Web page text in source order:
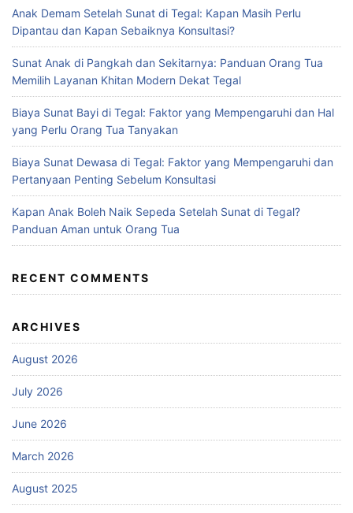
Anak Demam Setelah Sunat di Tegal: Kapan Masih Perlu
Dipantau dan Kapan Sebaiknya Konsultasi?
Sunat Anak di Pangkah dan Sekitarnya: Panduan Orang Tua
Memilih Layanan Khitan Modern Dekat Tegal
Biaya Sunat Bayi di Tegal: Faktor yang Mempengaruhi dan Hal
yang Perlu Orang Tua Tanyakan
Biaya Sunat Dewasa di Tegal: Faktor yang Mempengaruhi dan
Pertanyaan Penting Sebelum Konsultasi
Kapan Anak Boleh Naik Sepeda Setelah Sunat di Tegal?
Panduan Aman untuk Orang Tua
RECENT COMMENTS
ARCHIVES
August 2026
July 2026
June 2026
March 2026
August 2025